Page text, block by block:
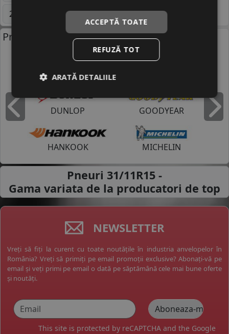
225/50 R17
235/45 R18 Mai multe
Producatori anvelope:
BRIDGESTONE
DUNLOP GOODYEAR
HANKOOK MICHELIN
Inapoi
Pneuri 31/11R15 -
Gama variata de la producatori de top
NEWSLETTER
Vreți să fiți la curent cu toate noutățile în industria anvelopelor în
România? Vreți să primiți pe email promoții exclusive? Abonați-vă pe
email și veți primi pe email o dată pe săptămână cele mai bune oferte
și noutăți.
This site is protected by reCAPTCHA and the Google
ACCEPTĂ TOATE
REFUZĂ TOT
ARATĂ DETALIILE